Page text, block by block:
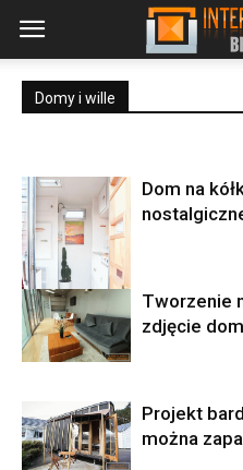
Domy i wille
Dom na
Tworzenie
zdjęcie
Projekt
można